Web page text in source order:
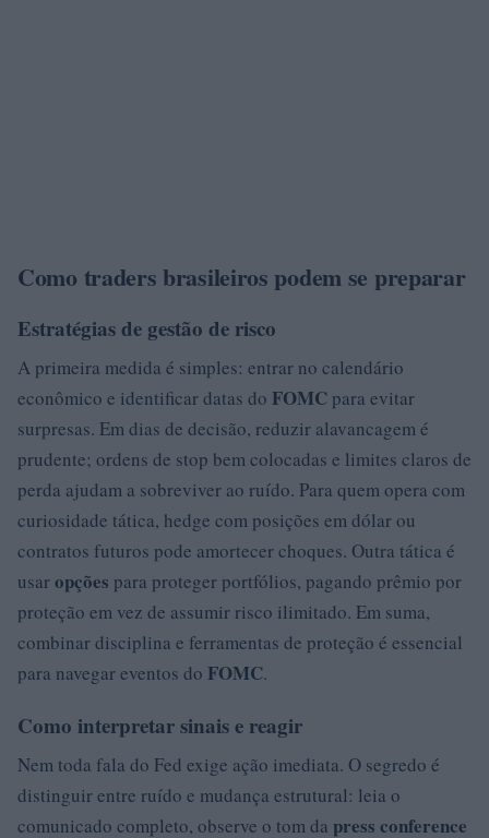
Como traders brasileiros podem se preparar
Estratégias de gestão de risco
A primeira medida é simples: entrar no calendário
econômico e identificar datas do FOMC para evitar
surpresas. Em dias de decisão, reduzir alavancagem é
prudente; ordens de stop bem colocadas e limites claros de
perda ajudam a sobreviver ao ruído. Para quem opera com
curiosidade tática, hedge com posições em dólar ou
contratos futuros pode amortecer choques. Outra tática é
usaropções para proteger portfólios, pagando prêmio por
proteção em vez de assumir risco ilimitado. Em suma,
combinar disciplina e ferramentas de proteção é essencial
para navegar eventos do FOMC.
Como interpretar sinais e reagir
Nem toda fala do Fed exige ação imediata. O segredo é
distinguir entre ruído e mudança estrutural: leia o
comunicado completo, observe o tom da press conference